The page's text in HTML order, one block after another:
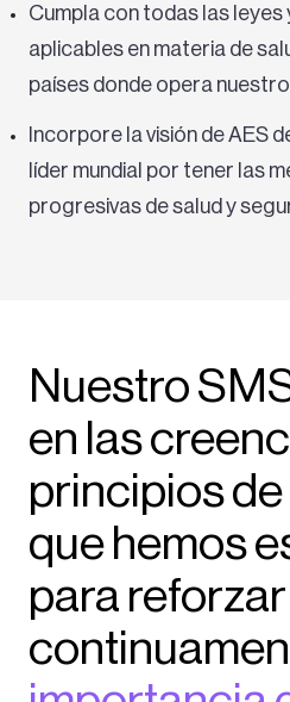
Cumpla con todas las
aplicables en materia de
países donde opera
Incorpore la visión de AES
líder mundial por tener las
progresivas de salud y
Nuestro
en las
principios
que hemos
para reforzar